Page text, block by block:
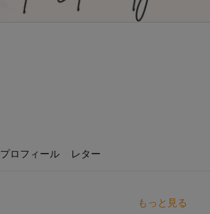
プロフィール レター
もっと見る